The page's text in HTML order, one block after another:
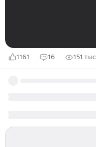
1161 16 151 тыс